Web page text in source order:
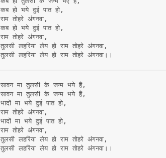
कब हो भये दुई पात हो,
राम तोहरे अंगनवा,
कब हो भये दुई पात हो,
राम तोहरे अंगनवा,
तुलसी लहरिया लेय हो राम तोहरे अंगनवा,
तुलसी लहरिया लेय हो राम तोहरे अंगनवा।।
सावन मा तुलसी के जन्म भये हैं,
सावन मा तुलसी के जन्म भये हैं,
भादों मा भये दुई पात हो,
राम तोहरे अंगनवा,
भादों मा भये दुई पात हो,
राम तोहरे अंगनवा,
तुलसी लहरिया लेय हो राम तोहरे अंगनवा,
तुलसी लहरिया लेय हो राम तोहरे अंगनवा।।